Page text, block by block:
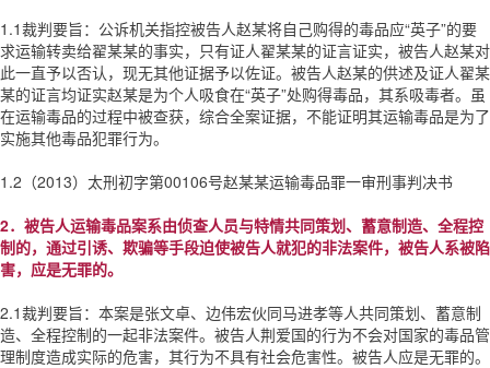
1.1裁判要旨：公诉机关指控被告人赵某将自己购得的毒品应“英子”的要
求运输转卖给翟某某的事实，只有证人翟某某的证言证实，被告人赵某对
此一直予以否认，现无其他证据予以佐证。被告人赵某的供述及证人翟某
某的证言均证实赵某是为个人吸食在“英子”处购得毒品，其系吸毒者。虽
在运输毒品的过程中被查获，综合全案证据，不能证明其运输毒品是为了
实施其他毒品犯罪行为。
1.2（2013）太刑初字第00106号赵某某运输毒品罪一审刑事判决书
2．被告人运输毒品案系由侦查人员与特情共同策划、蓄意制造、全程控
制的，通过引诱、欺骗等手段迫使被告人就犯的非法案件，被告人系被陷
害，应是无罪的。
2.1裁判要旨：本案是张文卓、边伟宏伙同马进孝等人共同策划、蓄意制
造、全程控制的一起非法案件。被告人荆爱国的行为不会对国家的毒品管
理制度造成实际的危害，其行为不具有社会危害性。被告人应是无罪的。